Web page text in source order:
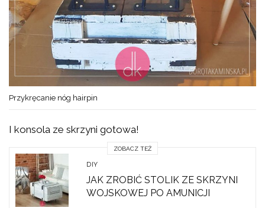
Przykręcanie nóg hairpin
I konsola ze skrzyni gotowa!
ZOBACZ TEŻ
DIY
JAK ZROBIĆ STOLIK ZE SKRZYNI
WOJSKOWEJ PO AMUNICJI